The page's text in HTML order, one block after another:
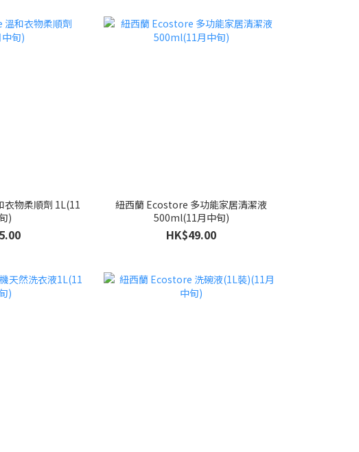
物柔順劑 1L(11
)
紐西蘭 Ecostore 多功能家居清潔液
500ml(11月中旬)
HK$49.00